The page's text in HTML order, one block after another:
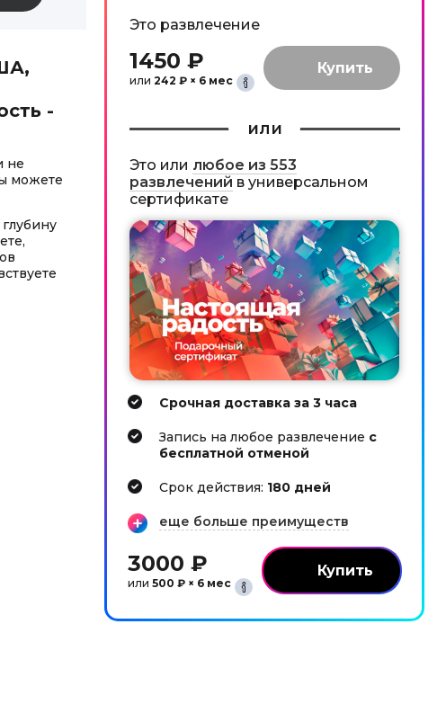
-
не
можете
Это развлечение
1450 ₽
или 242 ₽ × 6 мес
или
Это или любое из 553
развлечений в универсальном
сертификате
Срочная доставка за 3 часа
Запись на любое развлечение с
бесплатной отменой
Cрок действия: 180 дней
еще больше преимуществ
3000 ₽
или 500 ₽ × 6 мес